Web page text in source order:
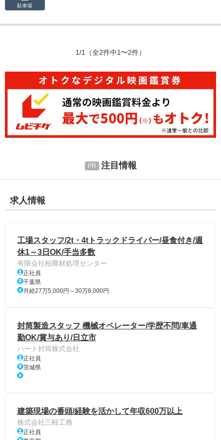
駐車場
1/1 （全2件中1〜2件）
注目情報
求人情報
工場スタッフ/2t・4tトラックドライバー/昼食付き/週
休1～3日OK/手当多数
有限会社柏廃材処理センター
正社員
千葉県
月給27万5,000円～30万8,000円
封筒製造スタッフ 機械オペレーター/学歴不問/車通
勤OK/賞与あり/日立市
ハート封筒株式会社
正社員
茨城県
建築現場の番頭/経験を活かして年収600万以上
株式会社三軽工務
正社員